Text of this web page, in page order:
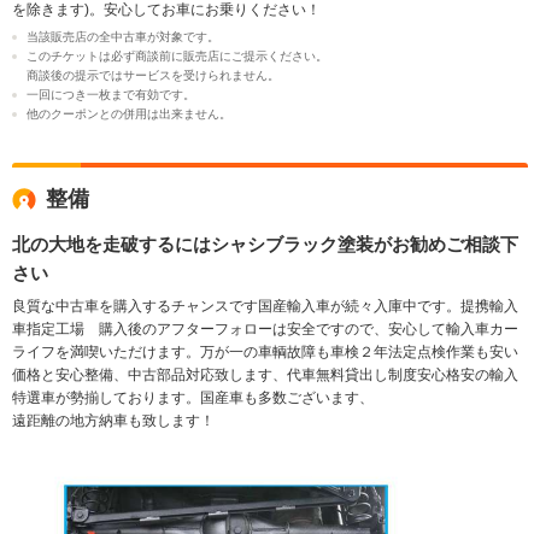
を除きます)。安心してお車にお乗りください！
当該販売店の全中古車が対象です。
このチケットは必ず商談前に販売店にご提示ください。
商談後の提示ではサービスを受けられません。
一回につき一枚まで有効です。
他のクーポンとの併用は出来ません。
整備
北の大地を走破するにはシャシブラック塗装がお勧めご相談下
さい
良質な中古車を購入するチャンスです国産輸入車が続々入庫中です。提携輸入
車指定工場 購入後のアフターフォローは安全ですので、安心して輸入車カー
ライフを満喫いただけます。万が一の車輌故障も車検２年法定点検作業も安い
価格と安心整備、中古部品対応致します、代車無料貸出し制度安心格安の輸入
特選車が勢揃しております。国産車も多数ございます、
遠距離の地方納車も致します！